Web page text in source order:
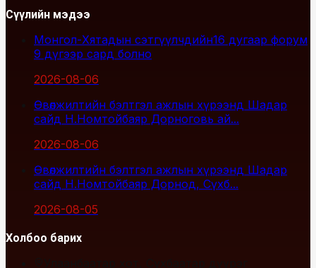
Сүүлийн мэдээ
Монгол-Хятадын сэтгүүлчдийн16 дугаар форум
9 дүгээр сард болно
2026-08-06
Өвөлжилтийн бэлтгэл ажлын хүрээнд Шадар
сайд Н.Номтойбаяр Дорноговь ай...
2026-08-06
Өвөлжилтийн бэлтгэл ажлын хүрээнд Шадар
сайд Н.Номтойбаяр Дорнод, Сүхб...
2026-08-05
Холбоо барих